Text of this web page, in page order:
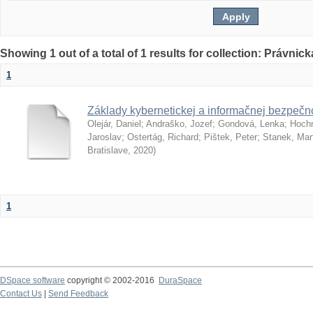
Showing 1 out of a total of 1 results for collection:
1
Základy kybernetickej a informačnej
Olejár, Daniel ; Andraško, Jozef; Gondová, Lenka;
Jaroslav; Ostertág, Richard; Pištek, Peter; Stanek,
Bratislave, 2020)
1
DSpace software copyright © 2002-2016
DuraSpace
Contact Us
Send Feedback